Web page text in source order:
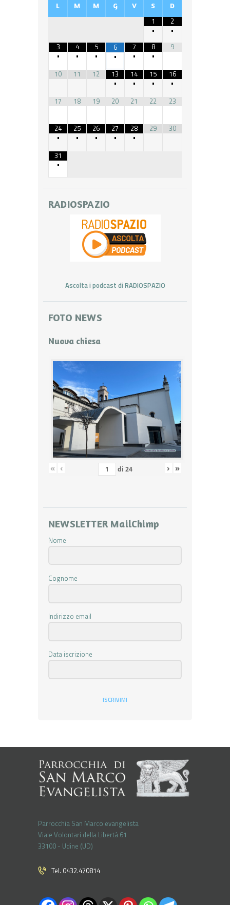
L M M G V S D
1
•
2
•
3
•
4
•
5
•
6
•
7
•
8
•
9
10 11 12
13
•
14
•
15
•
16
•
17
18 19 20 21 22 23
24
•
25
•
26
•
27
•
28
•
29 30
31
•
RADIOSPAZIO
Ascolta i podcast di RADIOSPAZIO
FOTO NEWS
Nuova chiesa
« ‹ di 24 › »
NEWSLETTER MailChimp
Nome
Cognome
Indirizzo email
Data iscrizione
ISCRIVIMI
Parrocchia San Marco evangelista
Viale Volontari della Libertá 61
33100 - Udine (UD)
Tel. 0432.470814